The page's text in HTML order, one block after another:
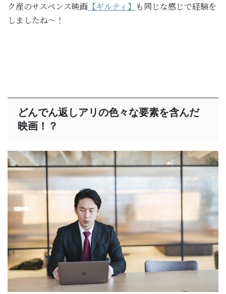
ク産のサスペンス映画 【ギルティ】 も同じな感じで経験を
しましたね～！
どんでん返しアリの色々な要素を含んだ
映画！？